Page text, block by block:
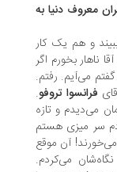
دنیا به
یک کار
بخورم اگر
رفتم.
تروفو.
و تازه
هستم
آن موقع
می‌کردم.